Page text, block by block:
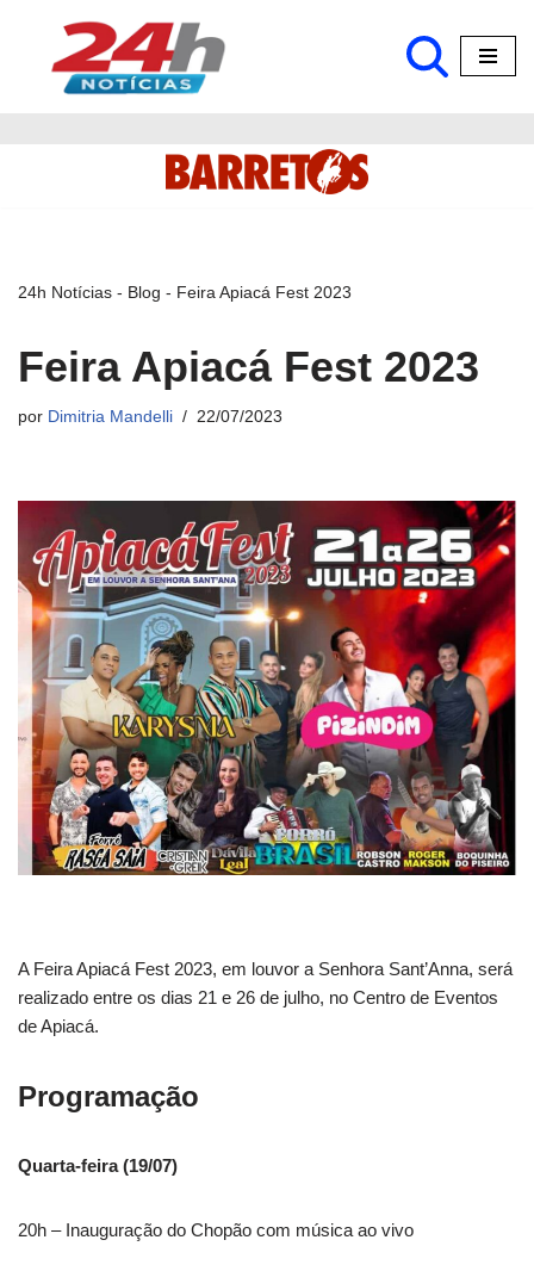
Pular
24h Notícias - Blog - Feira Apiacá Fest 2023
Feira Apiacá Fest 2023
por Dimitria Mandelli 22/07/2023
A Feira Apiacá Fest 2023, em louvor a Senhora Sant’Anna, será
realizado entre os dias 21 e 26 de julho, no Centro de Eventos
de Apiacá.
Programação
Quarta-feira (19/07)
20h – Inauguração do Chopão com música ao vivo